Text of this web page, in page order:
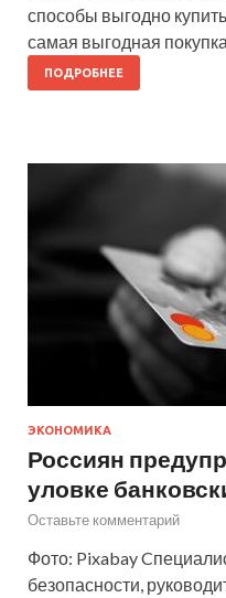
способы выгодно
самая выгодная
ПОДРОБНЕЕ
ЭКОНОМИКА
Россиян
уловке
Оставьте комментарий
Фото: Pixabay
безопасности,